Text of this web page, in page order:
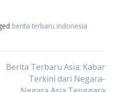
berita terbaru indonesia
Berita Terbaru Asia: Kabar
Terkini dari Negara-